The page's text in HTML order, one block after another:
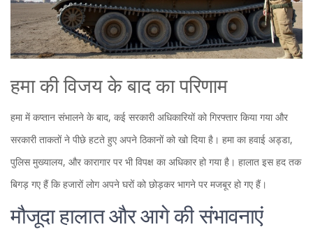
हमा की विजय के बाद का परिणाम
हमा में कप्तान संभालने के बाद, कई सरकारी अधिकारियों को गिरफ्तार किया गया और
सरकारी ताकतों ने पीछे हटते हुए अपने ठिकानों को खो दिया है। हमा का हवाई अड्डा,
पुलिस मुख्यालय, और कारागार पर भी विपक्ष का अधिकार हो गया है। हालात इस हद तक
बिगड़ गए हैं कि हजारों लोग अपने घरों को छोड़कर भागने पर मजबूर हो गए हैं।
मौजूदा हालात और आगे की संभावनाएं